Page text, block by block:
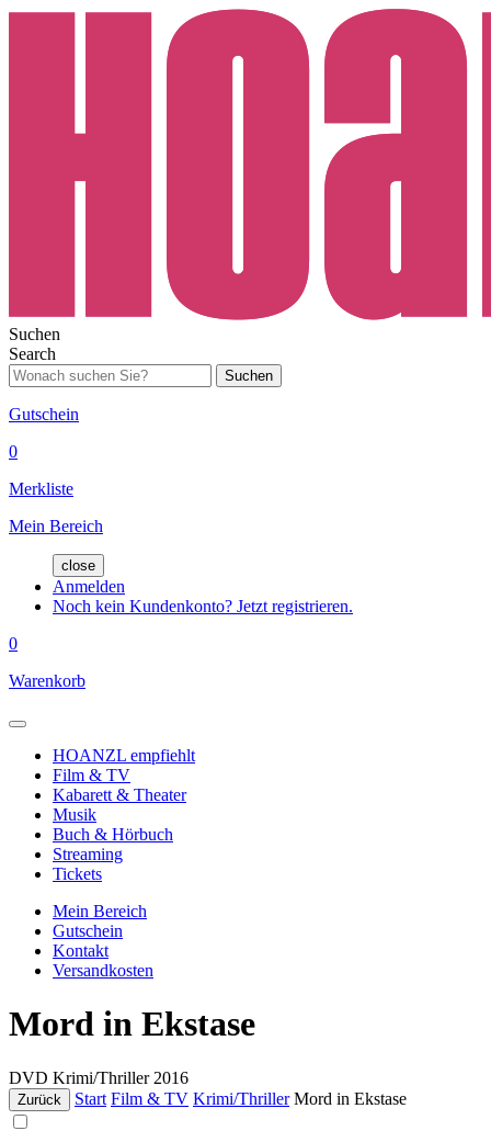
Suchen
Search
Suchen
Gutschein
0
Merkliste
Mein Bereich
close
Anmelden
Noch kein Kundenkonto? Jetzt registrieren.
0
Warenkorb
HOANZL empfiehlt
Film & TV
Kabarett & Theater
Musik
Buch & Hörbuch
Streaming
Tickets
Mein Bereich
Gutschein
Kontakt
Versandkosten
Mord in Ekstase
DVD Krimi/Thriller 2016
Zurück Start Film & TV Krimi/Thriller Mord in Ekstase